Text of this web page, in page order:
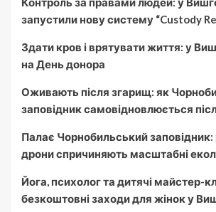
запустили нову систему “Custody
Здати кров і врятувати життя: у
на День донора
Оживають після згарищ: як
заповідник самовідновлюється
Палає Чорнобильський заповідник:
дрони спричиняють масштабні
Йога, психолог та дитячі майстер-
безкоштовні заходи для жінок у